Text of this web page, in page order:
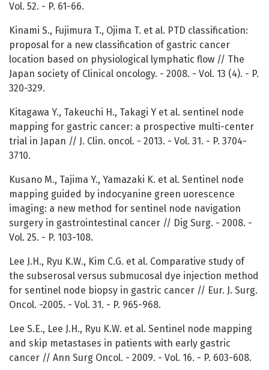
Vol. 52. - P. 61-66.
Kinami S., Fujimura T., Ojima T. et al. PTD classification:
proposal for a new classification of gastric cancer
location based on physiological lymphatic flow // The
Japan society of Clinical oncology. - 2008. - Vol. 13 (4). - P.
320-329.
Kitagawa Y., Takeuchi H., Takagi Y et al. sentinel node
mapping for gastric cancer: a prospective multi-center
trial in Japan // J. Clin. oncol. - 2013. - Vol. 31. - P. 3704-
3710.
Kusano M., Tajima Y., Yamazaki K. et al. Sentinel node
mapping guided by indocyanine green uorescence
imaging: a new method for sentinel node navigation
surgery in gastrointestinal cancer // Dig Surg. - 2008. -
Vol. 25. - P. 103-108.
Lee J.H., Ryu K.W., Kim C.G. et al. Comparative study of
the subserosal versus submucosal dye injection method
for sentinel node biopsy in gastric cancer // Eur. J. Surg.
Oncol. -2005. - Vol. 31. - P. 965-968.
Lee S.E., Lee J.H., Ryu K.W. et al. Sentinel node mapping
and skip metastases in patients with early gastric
cancer // Ann Surg Oncol. - 2009. - Vol. 16. - P. 603-608.